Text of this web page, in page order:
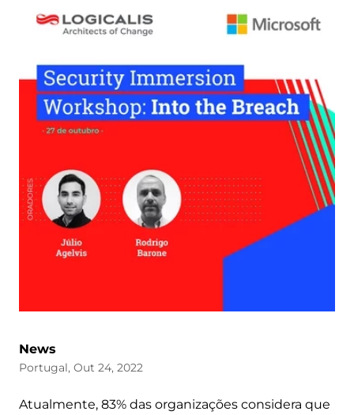
News
Portugal, Out 24, 2022
Atualmente, 83% das organizações considera que